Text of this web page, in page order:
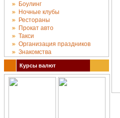
Боулинг
Ночные клубы
Рестораны
Прокат авто
Такси
Организация праздников
Знакомства
Курсы валют